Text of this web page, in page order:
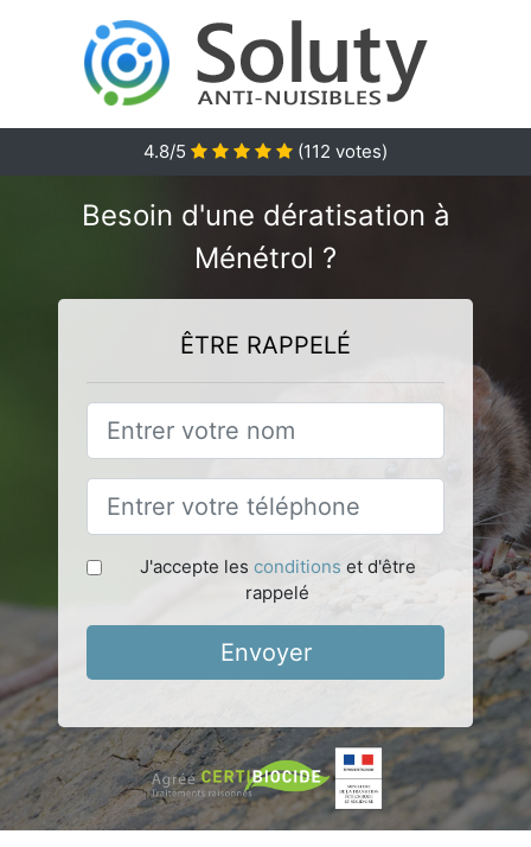
4.8/5 (112 votes)
Besoin d'une dératisation à
Ménétrol ?
ÊTRE RAPPELÉ
J'accepte les conditions et d'être
rappelé
Envoyer